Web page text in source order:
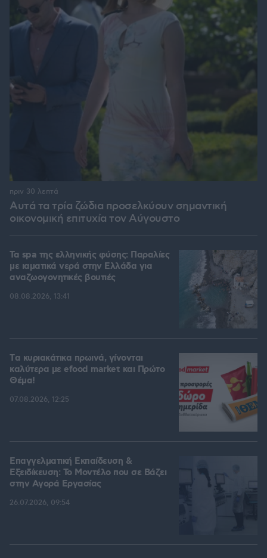
Αυτά τα τρία ζώδια προσελκύουν σημαντική
οικονομική επιτυχία τον Αύγουστο
πριν 30 λεπτά
Τα spa της ελληνικής φύσης: Παραλίες
με ιαματικά νερά στην Ελλάδα για
αναζωογονητικές βουτιές
08.08.2026, 13:41
Tα κυριακάτικα πρωινά, γίνονται
καλύτερα με efood market και Πρώτο
Θέμα!
07.08.2026, 12:25
Επαγγελματική Εκπαίδευση &
Εξειδίκευση: Το Mοντέλο που σε Bάζει
στην Aγορά Eργασίας
26.07.2026, 09:54